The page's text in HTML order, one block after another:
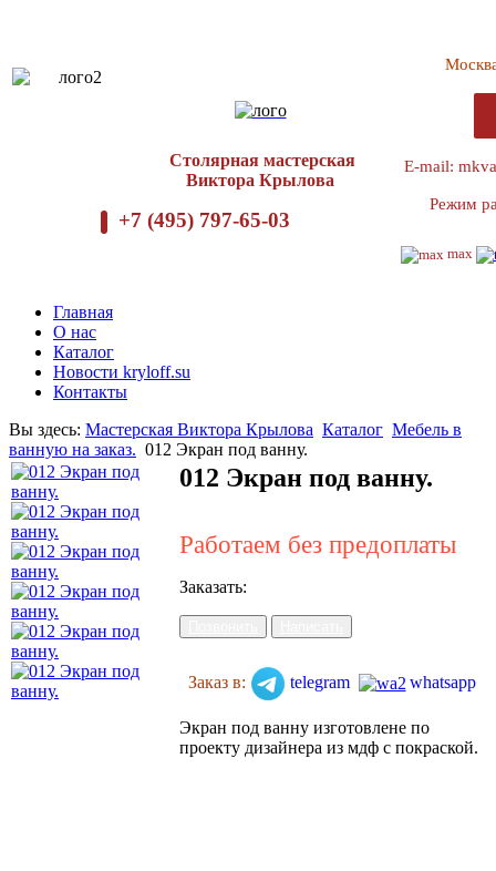
Столярная мастерская
Виктора Крылова
+7 (495) 797-65-03
E-mail:
Режим
max
Главная
О нас
Каталог
Новости kryloff.su
Контакты
Вы здесь: Мастерская Виктора Крылова Каталог Мебель в
ванную на заказ. 012 Экран под ванну.
012 Экран под ванну.
Работаем без предоплаты
Заказать:
Заказ в: telegram whatsapp
Экран под ванну изготовлене по
проекту дизайнера из мдф с покраской.